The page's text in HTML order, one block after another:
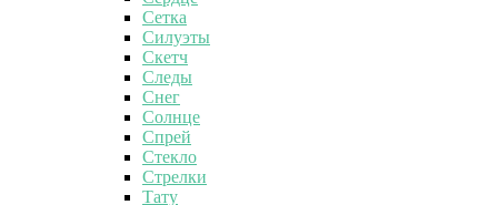
Сетка
Силуэты
Скетч
Следы
Снег
Солнце
Спрей
Стекло
Стрелки
Тату